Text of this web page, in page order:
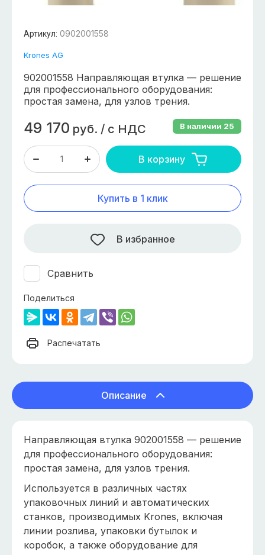
Артикул: 0902001558
Krones AG
902001558 Направляющая втулка — решение
для профессионального оборудования:
простая замена, для узлов трения.
В наличии 25
49 170 руб. / с НДС
В корзину
Купить в 1 клик
Сравнить
В избранное
Поделиться
Распечатать
Описание
Направляющая втулка 902001558 — решение
для профессионального оборудования:
простая замена, для узлов трения.
Используется в различных частях
упаковочных линий и автоматических
станков, производимых Krones, включая
линии розлива, упаковки бутылок и
коробок, а также оборудование для